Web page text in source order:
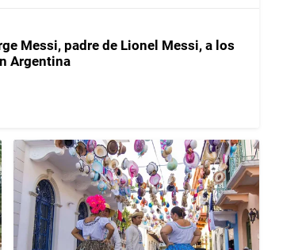
Messi, padre de Lionel Messi, a los
Argentina